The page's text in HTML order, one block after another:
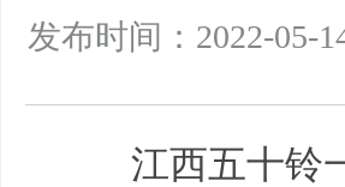
发布时间：2022-
江西五十铃一